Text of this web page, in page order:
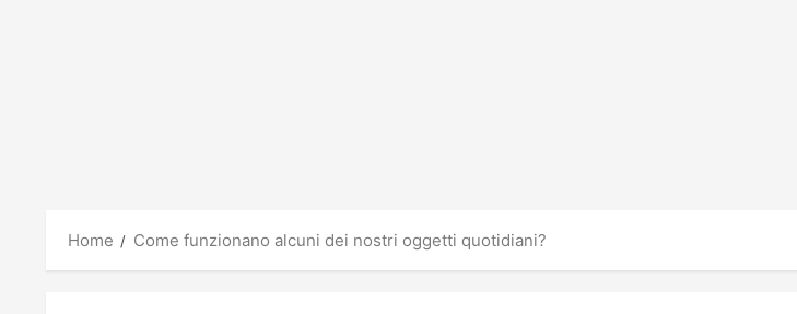
Home Come funzionano alcuni dei nostri oggetti quotidiani?